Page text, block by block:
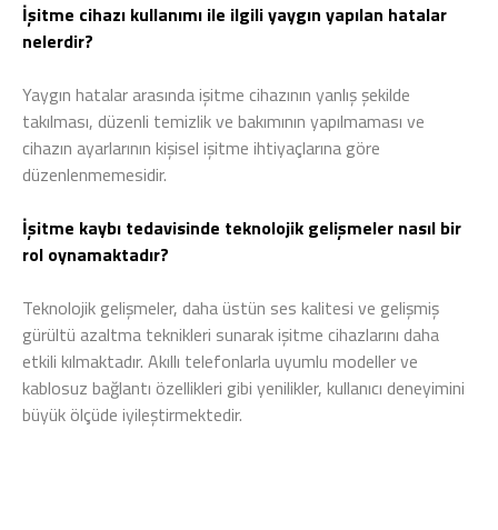
İşitme cihazı kullanımı ile ilgili yaygın yapılan hatalar
nelerdir?
Yaygın hatalar arasında işitme cihazının yanlış şekilde
takılması, düzenli temizlik ve bakımının yapılmaması ve
cihazın ayarlarının kişisel işitme ihtiyaçlarına göre
düzenlenmemesidir.
İşitme kaybı tedavisinde teknolojik gelişmeler nasıl bir
rol oynamaktadır?
Teknolojik gelişmeler, daha üstün ses kalitesi ve gelişmiş
gürültü azaltma teknikleri sunarak işitme cihazlarını daha
etkili kılmaktadır. Akıllı telefonlarla uyumlu modeller ve
kablosuz bağlantı özellikleri gibi yenilikler, kullanıcı deneyimini
büyük ölçüde iyileştirmektedir.